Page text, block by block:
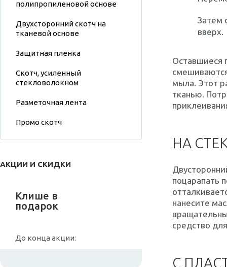
полипропиленовой основе
Двухсторонний скотч на
тканевой основе
Защитная пленка
Скотч, усиленный
стекловолокном
Разметочная лента
Промо скотч
АКЦИИ И СКИДКИ
Клише в
подарок
До конца акции:
Затем
вверх.
Оставшиеся
мыла. Этот
тканью.
НА
поцарапать
нанесите
средство
С